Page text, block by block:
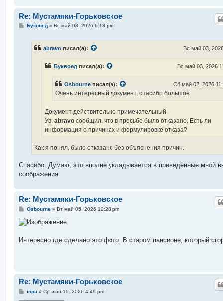
Re: Мустамяки-Горьковское
СБуквоед» Вс май 03, 2026 6:18 pm
abravo писал(а): Вс май 03,
Буквоед писал(а): Вс май 03, 2026
Osbourne писал(а): Сб май 02, 2026
Очень интересный документ, спасибо большое.
Документ действительно примечательный.
Ув. abravo сообщил, что в просьбе было отказано. Есть ли
информация о причинах и формулировке отказа?
Как я понял, было отказано без объяснения причин.
Спасибо. Думаю, это вполне укладывается в приведённые мной
соображения.
Re: Мустамяки-Горьковское
С
о
б
е
Osbourne» Вт май 05, 2026 12:28 pm
Интересно где сделано это фото. В старом пансионе, который
Re: Мустамяки-Горьковское
Сinpu» Ср июн 10, 2026 4:49 pm